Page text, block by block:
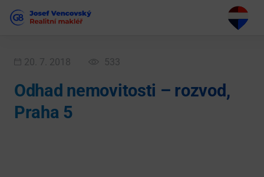
20. 7. 2018 533
Odhad nemovitosti – rozvod,
Praha 5